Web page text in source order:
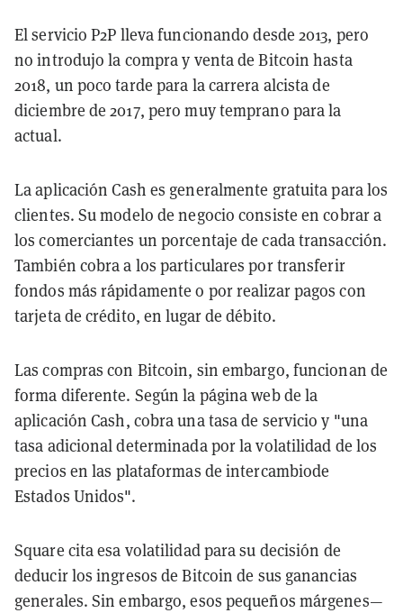
El servicio P2P lleva funcionando desde 2013, pero
no introdujo la compra y venta de Bitcoin hasta
2018, un poco tarde para la carrera alcista de
diciembre de 2017, pero muytemprano para la
actual.
La aplicaciónCash es generalmente gratuita para los
clientes. Su modelo de negocio consiste en cobrar a
los comerciantes un porcentaje de cada transacción.
También cobra a los particulares por transferir
fondos más rápidamente o por realizar pagos con
tarjeta de crédito, en lugar de débito.
Las compras con Bitcoin, sin embargo, funcionan de
forma diferente. Según la página web dela
aplicaciónCash, cobra una tasa de servicio y "una
tasa adicional determinada por la volatilidad de los
precios en las plataformas de intercambiode
Estados Unidos".
Square cita esa volatilidad para su decisión de
deducir los ingresos de Bitcoin de sus ganancias
generales. Sin embargo, esos pequeños márgenes—